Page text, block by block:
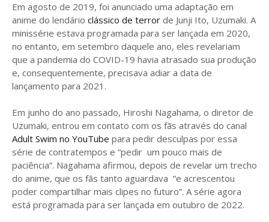
Em agosto de 2019, foi anunciado uma adaptação em
anime do lendário clássico de terror de Junji Ito, Uzumaki. A
minissérie estava programada para ser lançada em 2020,
no entanto, em setembro daquele ano, eles revelariam
que a pandemia do COVID-19 havia atrasado sua produção
e, consequentemente, precisava adiar a data de
lançamento para 2021.
Em junho do ano passado, Hiroshi Nagahama, o diretor de
Uzumaki, entrou em contato com os fãs através do canal
Adult Swim no YouTube para pedir desculpas por essa
série de contratempos e “pedir um pouco mais de
paciência”. Nagahama afirmou, depois de revelar um trecho
do anime, que os fãs tanto aguardava “e acrescentou
poder compartilhar mais clipes no futuro”. A série agora
está programada para ser lançada em outubro de 2022.